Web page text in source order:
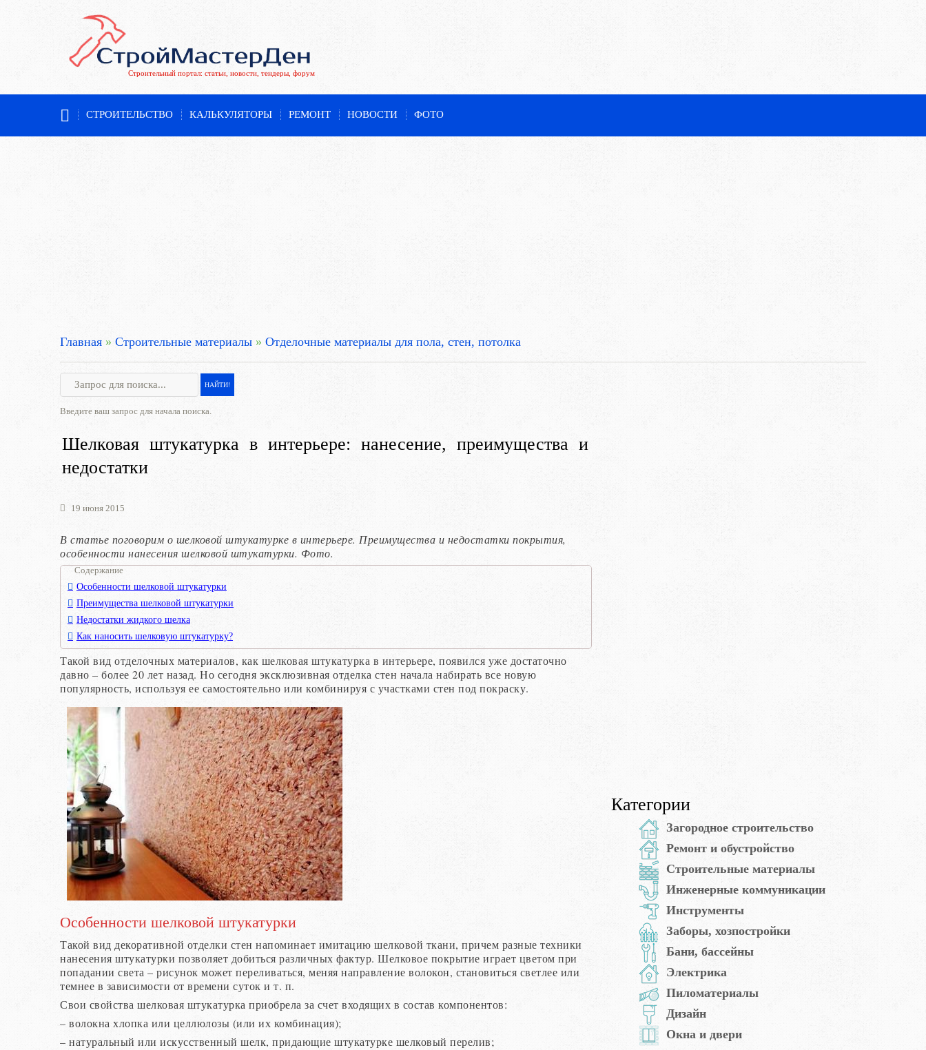
Строительный портал: статьи, новости, тендеры, форум
СТРОИТЕЛЬСТВО КАЛЬКУЛЯТОРЫ РЕМОНТ НОВОСТИ ФОТО
Главная » Строительные материалы » Отделочные материалы для пола, стен, потолка
Введите ваш запрос для начала поиска.
Шелковая штукатурка в интерьере: нанесение, преимущества и
недостатки
19 июня 2015
В статье поговорим о шелковой штукатурке в интерьере. Преимущества и недостатки покрытия,
особенности нанесения шелковой штукатурки. Фото.
Содержание
Особенности шелковой штукатурки
Преимущества шелковой штукатурки
Недостатки жидкого шелка
Как наносить шелковую штукатурку?
Такой вид отделочных материалов, как шелковая штукатурка в интерьере, появился уже достаточно
давно – более 20 лет назад. Но сегодня эксклюзивная отделка стен начала набирать все новую
популярность, используя ее самостоятельно или комбинируя с участками стен под покраску.
Особенности шелковой штукатурки
Такой вид декоративной отделки стен напоминает имитацию шелковой ткани, причем разные техники
нанесения штукатурки позволяет добиться различных фактур. Шелковое покрытие играет цветом при
попадании света – рисунок может переливаться, меняя направление волокон, становиться светлее или
темнее в зависимости от времени суток и т. п.
Свои свойства шелковая штукатурка приобрела за счет входящих в состав компонентов:
– волокна хлопка или целлюлозы (или их комбинация);
– натуральный или искусственный шелк, придающие штукатурке шелковый перелив;
Категории
Загородное строительство
Ремонт и обустройство
Строительные материалы
Инженерные коммуникации
Инструменты
Заборы, хозпостройки
Бани, бассейны
Электрика
Пиломатериалы
Дизайн
Окна и двери